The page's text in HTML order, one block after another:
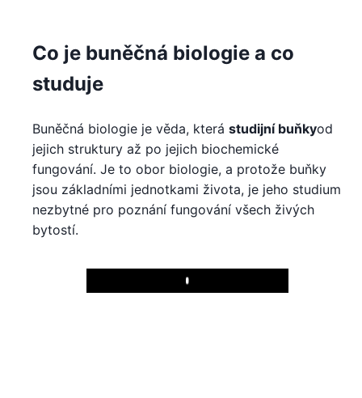
Co je buněčná biologie a co
studuje
Buněčná biologie je věda, která studijní buňkyod
jejich struktury až po jejich biochemické
fungování. Je to obor biologie, a protože buňky
jsou základními jednotkami života, je jeho studium
nezbytné pro poznání fungování všech živých
bytostí.
Play